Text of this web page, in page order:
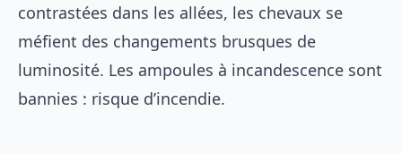
contrastées dans les allées, les chevaux se
méfient des changements brusques de
luminosité. Les ampoules à incandescence sont
bannies : risque d’incendie.